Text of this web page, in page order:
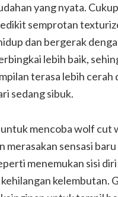
yang nyata.
semprotan
dan bergerak
lebih baik,
terasa lebih cerah
sedang sibuk.
mencoba wolf cut
merasakan sensasi
menemukan sisi
kelembutan.